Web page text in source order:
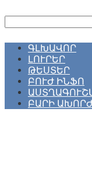
контенту
ԳԼԽԱՎՈՐ
ԼՈՒՐԵՐ
ԹԵՍՏԵՐ
ԲՈՒԺ ԻՆՖՈ
ԲԱՐԻ